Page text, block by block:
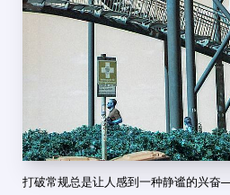
打破常规总是让人感到一种静谧的兴